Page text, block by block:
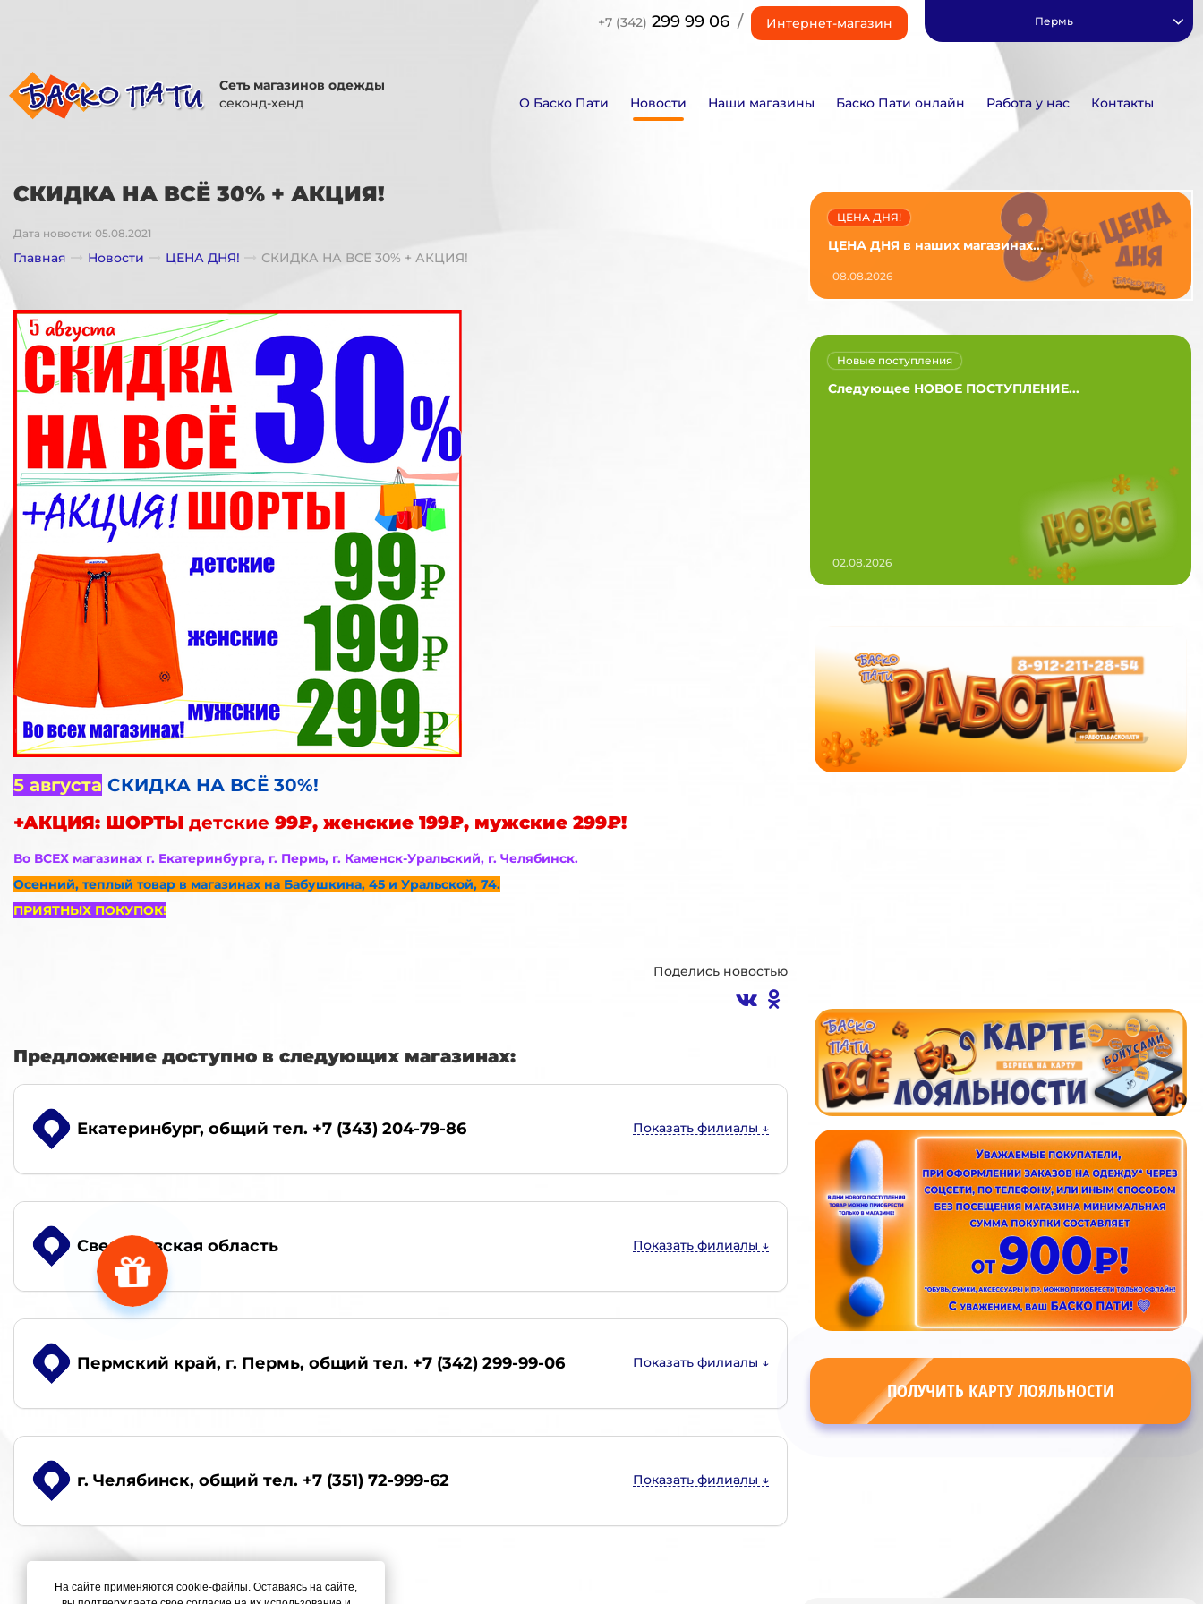
+7 (342) 299 99 06 / Интернет-магазин Пермь
Сеть магазинов одежды
секонд-хенд
О Баско Пати Новости Наши магазины Баско Пати онлайн Работа у нас Контакты
СКИДКА НА ВСЁ 30% + АКЦИЯ!
Дата новости: 05.08.2021
Главная Новости ЦЕНА ДНЯ! СКИДКА НА ВСЁ 30% + АКЦИЯ!
5 августа СКИДКА НА ВСЁ 30%!
+АКЦИЯ: ШОРТЫ детские 99₽, женские 199₽, мужские 299₽!
Во ВСЕХ магазинах г. Екатеринбурга, г. Пермь, г. Каменск-Уральский, г. Челябинск.
Осенний, теплый товар в магазинах на Бабушкина, 45 и Уральской, 74.
ПРИЯТНЫХ ПОКУПОК!
Поделись новостью
Предложение доступно в следующих магазинах:
Екатеринбург, общий тел. +7 (343) 204-79-86
Свердловская область
Пермский край, г. Пермь, общий тел. +7 (342) 299-99-06
г. Челябинск, общий тел. +7 (351) 72-999-62
ЦЕНА ДНЯ в наших магазинах...
ЦЕНА ДНЯ!
08.08.2026
Следующее НОВОЕ ПОСТУПЛЕНИЕ...
Новые поступления
02.08.2026
ПОЛУЧИТЬ КАРТУ ЛОЯЛЬНОСТИ
На сайте применяются cookie-файлы. Оставаясь на сайте,